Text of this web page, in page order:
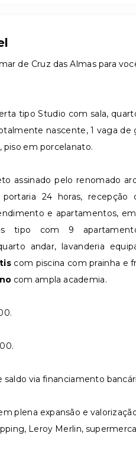
de Cruz das Almas para
tipo Studio com sala,
nascente, 1 vaga de
piso em porcelanato.
assinado pelo renomado
24 horas, recepção
e apartamentos,
tipo com 9
andar, lavanderia
com piscina com prainha e
com ampla academia.
via financiamento
plena expansão e
Leroy Merlin,